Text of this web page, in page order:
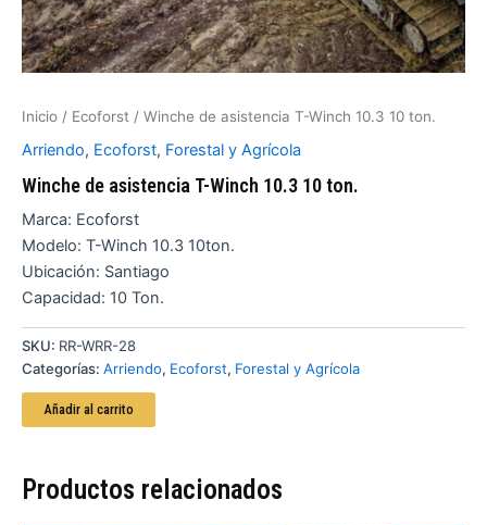
Inicio / Ecoforst / Winche de asistencia T-Winch 10.3 10 ton.
Arriendo, Ecoforst, Forestal y Agrícola
Winche de asistencia T-Winch 10.3 10 ton.
Marca: Ecoforst
Modelo: T-Winch 10.3 10ton.
Ubicación: Santiago
Capacidad: 10 Ton.
SKU: RR-WRR-28
Categorías: Arriendo, Ecoforst, Forestal y Agrícola
Añadir al carrito
Productos relacionados